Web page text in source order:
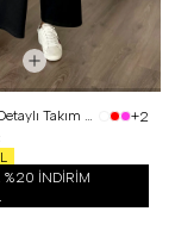
Relax Tünel Detaylı Takım Siyah
+2
%20 İNDİRİM